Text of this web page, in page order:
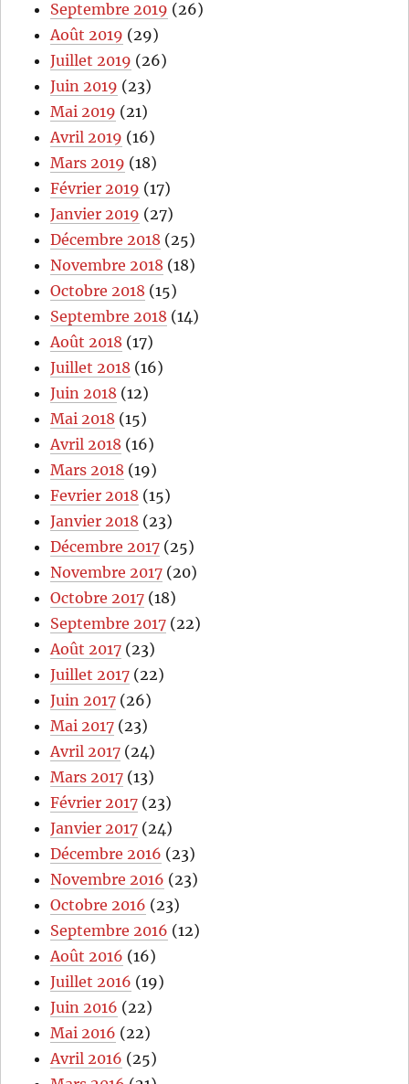
Septembre 2019 (26)
Août 2019 (29)
Juillet 2019 (26)
Juin 2019 (23)
Mai 2019 (21)
Avril 2019 (16)
Mars 2019 (18)
Février 2019 (17)
Janvier 2019 (27)
Décembre 2018 (25)
Novembre 2018 (18)
Octobre 2018 (15)
Septembre 2018 (14)
Août 2018 (17)
Juillet 2018 (16)
Juin 2018 (12)
Mai 2018 (15)
Avril 2018 (16)
Mars 2018 (19)
Fevrier 2018 (15)
Janvier 2018 (23)
Décembre 2017 (25)
Novembre 2017 (20)
Octobre 2017 (18)
Septembre 2017 (22)
Août 2017 (23)
Juillet 2017 (22)
Juin 2017 (26)
Mai 2017 (23)
Avril 2017 (24)
Mars 2017 (13)
Février 2017 (23)
Janvier 2017 (24)
Décembre 2016 (23)
Novembre 2016 (23)
Octobre 2016 (23)
Septembre 2016 (12)
Août 2016 (16)
Juillet 2016 (19)
Juin 2016 (22)
Mai 2016 (22)
Avril 2016 (25)